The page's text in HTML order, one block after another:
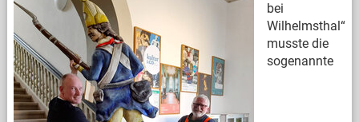
bei
Wilhelmsthal“
musste die
sogenannte